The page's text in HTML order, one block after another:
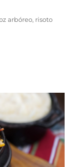
arbóreo, risoto